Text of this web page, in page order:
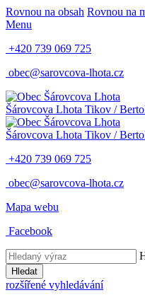
Rovnou na obsah Rovnou na
Menu
+420 739 069 725
obec@sarovcova-lhota.cz
Šárovcova Lhota Tikov /
Šárovcova Lhota Tikov /
+420 739 069 725
obec@sarovcova-lhota.cz
Mapa webu
Facebook
Hledat
rozšířené vyhledávání